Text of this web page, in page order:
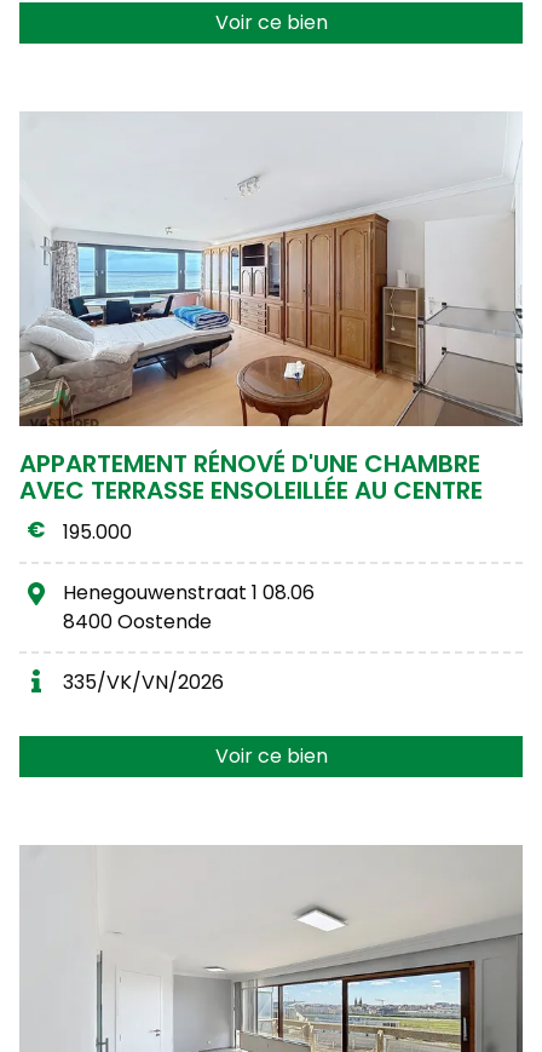
Voir ce bien
APPARTEMENT RÉNOVÉ D'UNE CHAMBRE
AVEC TERRASSE ENSOLEILLÉE AU CENTRE
195.000
Henegouwenstraat 1 08.06
8400 Oostende
335/VK/VN/2026
Voir ce bien